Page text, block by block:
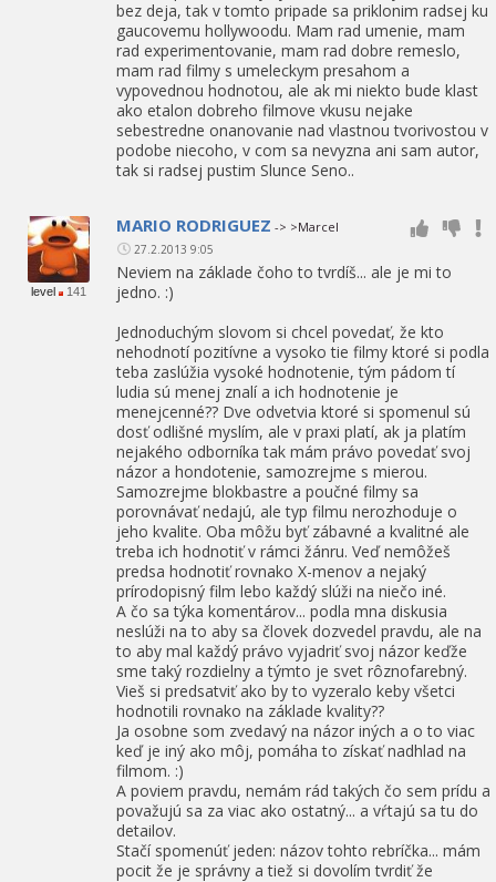
bez deja, tak v tomto pripade sa priklonim radsej ku
gaucovemu hollywoodu. Mam rad umenie, mam
rad experimentovanie, mam rad dobre remeslo,
mam rad filmy s umeleckym presahom a
vypovednou hodnotou, ale ak mi niekto bude klast
ako etalon dobreho filmove vkusu nejake
sebestredne onanovanie nad vlastnou tvorivostou v
podobe niecoho, v com sa nevyzna ani sam autor,
tak si radsej pustim Slunce Seno..
level 141
MARIO RODRIGUEZ -> >Marcel
27.2.2013 9:05
Neviem na základe čoho to tvrdíš... ale je mi to
jedno. :)
Jednoduchým slovom si chcel povedať, že kto
nehodnotí pozitívne a vysoko tie filmy ktoré si podla
teba zaslúžia vysoké hodnotenie, tým pádom tí
ludia sú menej znalí a ich hodnotenie je
menejcenné?? Dve odvetvia ktoré si spomenul sú
dosť odlišné myslím, ale v praxi platí, ak ja platím
nejakého odborníka tak mám právo povedať svoj
názor a hondotenie, samozrejme s mierou.
Samozrejme blokbastre a poučné filmy sa
porovnávať nedajú, ale typ filmu nerozhoduje o
jeho kvalite. Oba môžu byť zábavné a kvalitné ale
treba ich hodnotiť v rámci žánru. Veď nemôžeš
predsa hodnotiť rovnako X-menov a nejaký
prírodopisný film lebo každý slúži na niečo iné.
A čo sa týka komentárov... podla mna diskusia
neslúži na to aby sa človek dozvedel pravdu, ale na
to aby mal každý právo vyjadriť svoj názor keďže
sme taký rozdielny a týmto je svet rôznofarebný.
Vieš si predsatviť ako by to vyzeralo keby všetci
hodnotili rovnako na základe kvality??
Ja osobne som zvedavý na názor iných a o to viac
keď je iný ako môj, pomáha to získať nadhlad na
filmom. :)
A poviem pravdu, nemám rád takých čo sem prídu a
považujú sa za viac ako ostatný... a vŕtajú sa tu do
detailov.
Stačí spomenúť jeden: názov tohto rebríčka... mám
pocit že je správny a tiež si dovolím tvrdiť že